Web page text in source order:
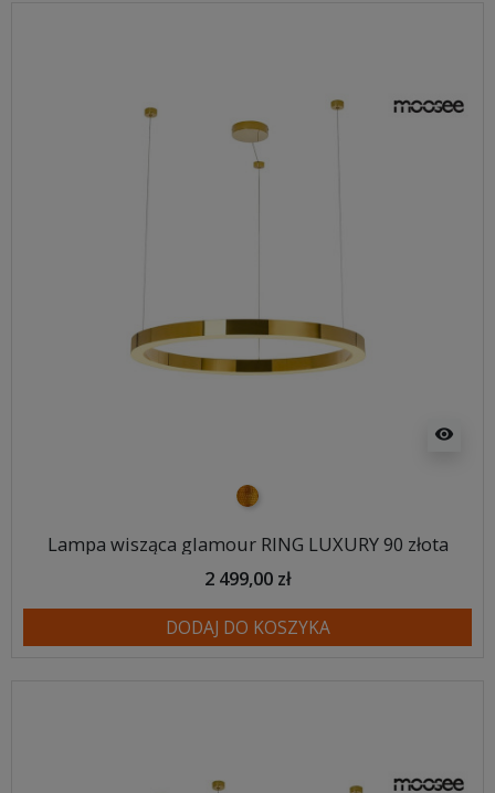
visibility
złoty
Lampa wisząca glamour RING LUXURY 90 złota
2 499,00 zł
DODAJ DO KOSZYKA